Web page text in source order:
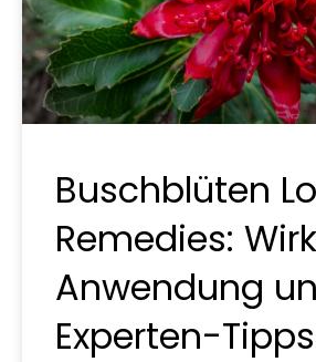
Buschblüten
Remedies:
Anwendung
Experten-Tipps